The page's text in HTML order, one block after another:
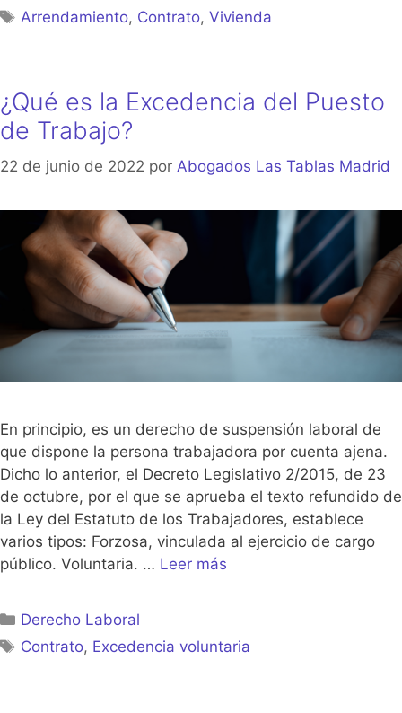
Etiquetas
Arrendamiento, Contrato,Vivienda
¿Qué es la Excedencia del Puesto
de Trabajo?
22 de junio de 2022 por Abogados Las Tablas Madrid
En principio, es un derecho de suspensión laboral de
que dispone la persona trabajadora por cuenta ajena.
Dicho lo anterior, el Decreto Legislativo 2/2015, de 23
de octubre, por el que se aprueba el texto refundido de
la Ley del Estatuto de los Trabajadores, establece
varios tipos: Forzosa, vinculada al ejercicio de cargo
público. Voluntaria. … Leer más
Categorías
Derecho Laboral
Etiquetas
Contrato, Excedencia voluntaria